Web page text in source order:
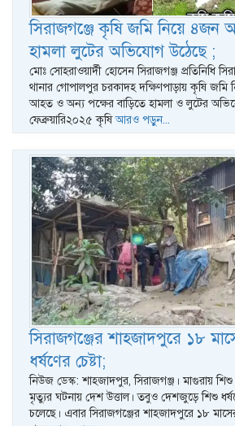
সিরাজগঞ্জে কৃষি জমি নিয়ে ৪জন
হামলা লুটের অভিযোগ উঠেছে ;
মোঃ সোহরাওয়ার্দী হোসেন সিরাজগঞ্জ প্রতিনিধি
থানার গোপালপুর চরকাদহ দক্ষিণপাড়ায় কৃষি
আহত ও অন্য পক্ষের বাড়িতে হামলা ও লুটের
ফেব্রুয়ারি২০২৫ কৃষিআরও পড়ুন...
সিরাজগঞ্জের শাহজাদপুরে ১৮
ধর্ষণের চেষ্টা;
নিউজ ডেস্ক: শাহজাদপুর, সিরাজগঞ্জ। মাগুরায়
মৃত্যুর ঘটনায় দেশ উত্তাল। তবুও দেশজুড়ে শিশু
চলেছে। এবার সিরাজগঞ্জের শাহজাদপুরে ১৮ মাসের